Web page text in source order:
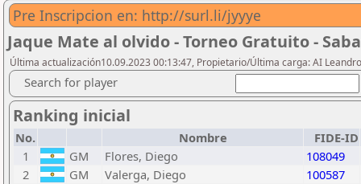
Pre Inscripcion en: http://surl.li/jyyye
Jaque Mate al olvido - Torneo Gratuito -
Última actualización10.09.2023 00:13:47, Propietario/Última carga: AI
Search for player
Ranking inicial
No. Nombre
FIDE-ID
1
GM Flores, Diego
108049
2
GM Valerga, Diego
100587